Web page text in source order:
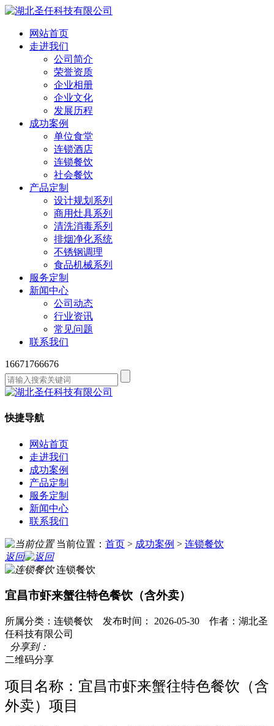
网站首页
走进我们
公司简介
荣誉资质
企业相册
企业文化
发展历程
成功案例
单位食堂
连锁酒店
连锁餐饮
社会餐饮
产品定制
设计规划系列
商用灶具系列
清洗消毒系列
排烟净化系统
不锈钢调理
食品机械系列
服务定制
新闻中心
公司动态
行业资讯
常见问题
联系我们
16671766676
快捷导航
网站首页
走进我们
成功案例
产品定制
服务定制
新闻中心
联系我们
当前位置： 首页 > 成功案例 > 连锁餐饮
返回
连锁餐饮
宜昌市虾来蟹往特色餐饮（含外卖）
所属分类：连锁餐饮 发布时间： 2026-05-30 作者：湖北圣
任科技有限公司
分享到：
二维码分享
项目名称：宜昌市虾来蟹往特色餐饮（含
外卖）项目